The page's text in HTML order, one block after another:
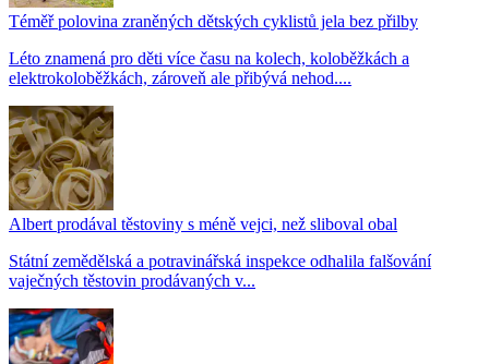
Téměř polovina zraněných dětských cyklistů jela bez přilby
Léto znamená pro děti více času na kolech, koloběžkách a
elektrokoloběžkách, zároveň ale přibývá nehod....
Albert prodával těstoviny s méně vejci, než sliboval obal
Státní zemědělská a potravinářská inspekce odhalila falšování
vaječných těstovin prodávaných v...